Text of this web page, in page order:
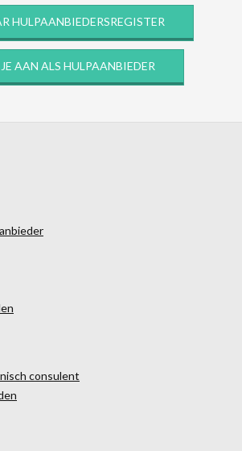
HULPAANBIEDERSREGISTER
AAN ALS HULPAANBIEDER
consulent